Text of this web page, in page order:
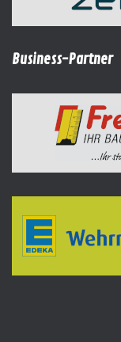
Business-Partner